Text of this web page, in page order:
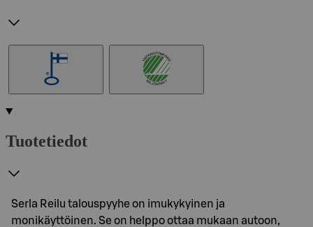
Tuotetiedot
Serla Reilu talouspyyhe on imukykyinen ja
monikäyttöinen. Se on helppo ottaa mukaan autoon,